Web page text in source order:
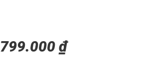
Giá Gốc Là: 1.299.000 ₫.
799.000 ₫Giá Hiện Tại